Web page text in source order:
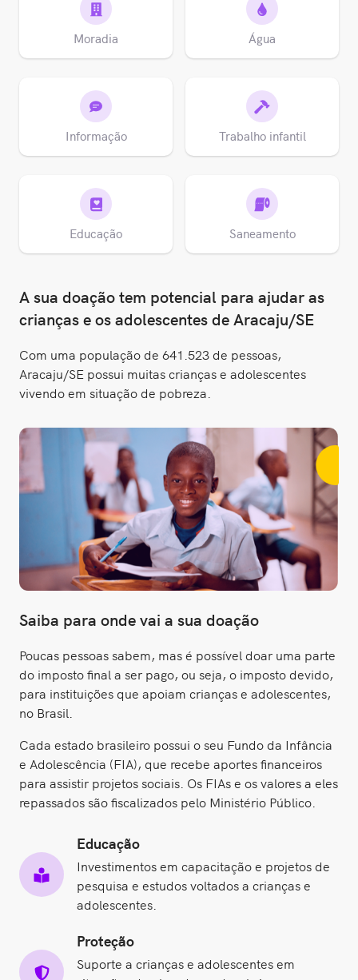
Moradia Água
Informação Trabalho infantil
Educação Saneamento
A sua doação tem potencial para ajudar as
crianças e os adolescentes de Aracaju/SE
Com uma população de 641.523 de pessoas,
Aracaju/SE possui muitas crianças e adolescentes
vivendo em situação de pobreza.
Saiba para onde vai a sua doação
Poucas pessoas sabem, mas é possível doar uma parte
do imposto final a ser pago, ou seja, o imposto devido,
para instituições que apoiam crianças e adolescentes,
no Brasil.
Cada estado brasileiro possui o seu Fundo da Infância
e Adolescência (FIA), que recebe aportes financeiros
para assistir projetos sociais. Os FIAs e os valores a eles
repassados são fiscalizados pelo Ministério Público.
Educação
Investimentos em capacitação e projetos de
pesquisa e estudos voltados a crianças e
adolescentes.
Proteção
Suporte a crianças e adolescentes em